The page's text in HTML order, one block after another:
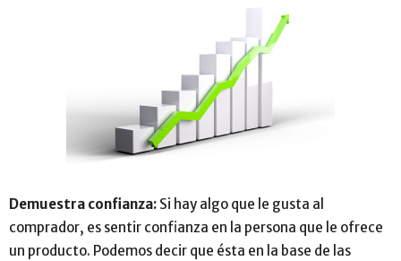
Demuestra confianza: Si hay algo que le gusta al
comprador, es sentir confianza en la persona que le ofrece
un producto. Podemos decir que ésta en la base de las